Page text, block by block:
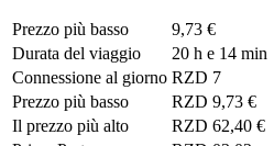
Prezzo più basso
9,73 €
Durata del viaggio
20 h e 14 min
Connessione al giorno RZD 7
Prezzo più basso
RZD 9,73 €
Il prezzo più alto
RZD 62,40 €